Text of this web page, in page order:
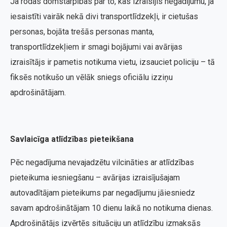
iesaistīti vairāk nekā divi transportlīdzekļi, ir cietušas
personas, bojāta trešās personas manta,
transportlīdzekļiem ir smagi bojājumi vai avārijas
izraisītājs ir pametis notikuma vietu, izsauciet policiju – tā
fiksēs notikušo un vēlāk sniegs oficiālu izziņu
apdrošinātājam.
Savlaicīga atlīdzības pieteikšana
Pēc negadījuma nevajadzētu vilcināties ar atlīdzības
pieteikuma iesniegšanu – avārijas izraisījušajam
autovadītājam pieteikums par negadījumu jāiesniedz
savam apdrošinātājam 10 dienu laikā no notikuma dienas.
Apdrošinātājs izvērtēs situāciju un atlīdzību izmaksās